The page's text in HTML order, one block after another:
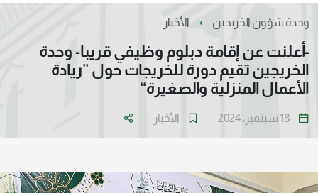
وحدة شؤون الخريجين الأخبار
-أعلنت عن إقامة دبلوم وظيفي قريبا- وحدة
الخريجين تقيم دورة للخريجات حول ”ريادة
الأعمال المنزلية والصغيرة“
18 سبتمبر، 2024 الأخبار